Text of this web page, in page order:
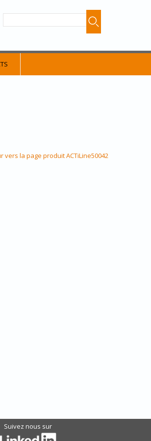
vers la page produit ACTiLine50042
Suivez nous sur